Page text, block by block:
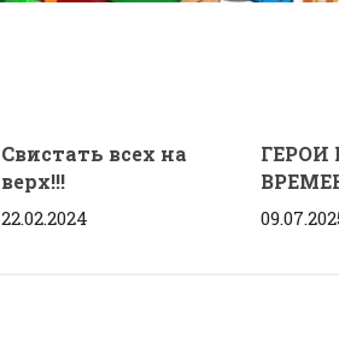
Свистать всех на
верх!!!
22.02.2024
ГЕРОИ